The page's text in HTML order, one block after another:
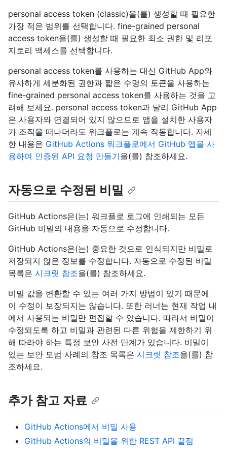
personal access token (classic)을(를) 생성할 때 필요한
가장 적은 범위를 선택합니다. fine-grained personal
access token을(를) 생성할 때 필요한 최소 권한 및 리포
지토리 액세스를 선택합니다.
personal access token를 사용하는 대신 GitHub App와
유사하게 세분화된 권한과 짧은 수명의 토큰을 사용하는
fine-grained personal access token를 사용하는 것을 고
려해 보세요. personal access token과 달리 GitHub App
은 사용자와 연결되어 있지 않으므로 앱을 설치한 사용자
가 조직을 떠나더라도 워크플로는 계속 작동합니다. 자세
한 내용은 GitHub Actions 워크플로에서 GitHub 앱을 사
용하여 인증된 API 요청 만들기을(를) 참조하세요.
자동으로 수정된 비밀
GitHub Actions은(는) 워크플로 로그에 인쇄되는 모든
GitHub 비밀의 내용을 자동으로 수정합니다.
GitHub Actions은(는) 중요한 것으로 인식되지만 비밀로
저장되지 않은 정보를 수정합니다. 자동으로 수정된 비밀
목록은 시크릿 참조을(를) 참조하세요.
비밀 값을 변환할 수 있는 여러 가지 방법이 있기 때문에
이 수정이 보장되지는 않습니다. 또한 러너는 현재 작업 내
에서 사용되는 비밀만 편집할 수 있습니다. 따라서 비밀이
수정되도록 하고 비밀과 관련된 다른 위험을 제한하기 위
해 따라야 하는 특정 보안 사전 단계가 있습니다. 비밀이
있는 보안 모범 사례의 참조 목록은 시크릿 참조을(를) 참
조하세요.
추가 참고 자료
GitHub Actions에서 비밀 사용
GitHub Actions의 비밀을 위한 REST API 끝점